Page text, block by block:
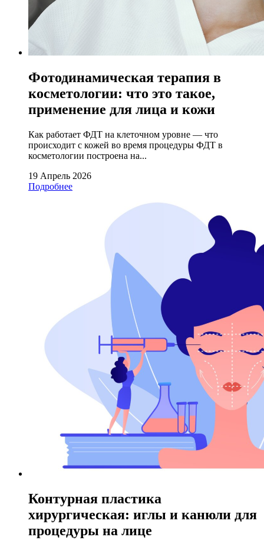
Фотодинамическая терапия в
косметологии: что это такое,
применение для лица и кожи
Как работает ФДТ на клеточном уровне — что
происходит с кожей во время процедуры ФДТ в
косметологии построена на...
19 Апрель 2026
Подробнее
Контурная пластика
хирургическая: иглы и канюли для
процедуры на лице